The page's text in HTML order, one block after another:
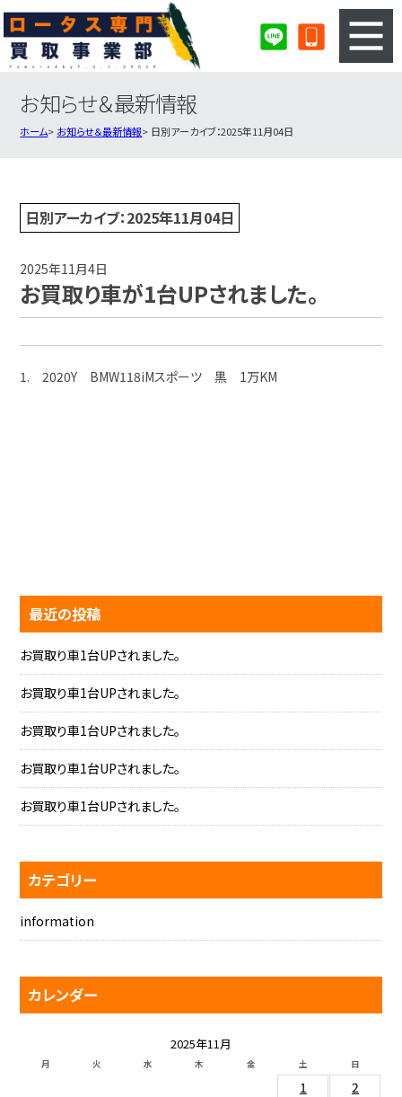
3ステップのカンタン査定
ロータス買取実績 会社概要・店舗紹介・MAP
お知らせ＆最新情報
ホーム お知らせ＆最新情報 日別アーカイブ：2025年11月04日
日別アーカイブ：2025年11月04日
2025年11月4日
お買取り車が1台UPされました。
1. 2020Y BMW118iMスポーツ 黒 1万KM
最近の投稿
お買取り車1台UPされました。
お買取り車1台UPされました。
お買取り車1台UPされました。
お買取り車1台UPされました。
お買取り車1台UPされました。
カテゴリー
information
カレンダー
2025年11月
月 火 水 木 金 土 日
1
2